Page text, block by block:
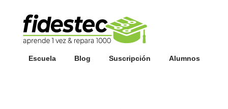
Escuela Blog Suscripción Alumnos